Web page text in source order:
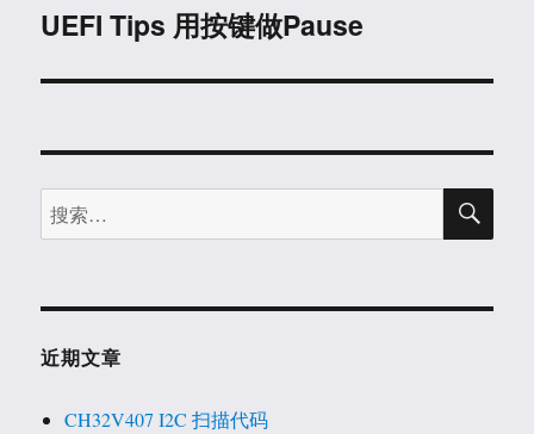
下
文
UEFI Tips 用按键做Pause
搜
索：
搜
近期文章
CH32V407 I2C 扫描代码